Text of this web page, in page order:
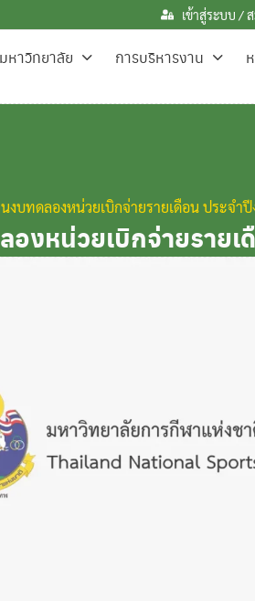
เข้าสู่ระบบ /
หาวิทยาลัย การบริหารงาน
นงบทดลองหน่วยเบิกจ่ายรายเดือน ประจำ
องหน่วยเบิกจ่ายราย